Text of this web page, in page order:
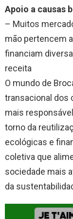
Apoio a causas
– Muitos
mão pertencem
financiam
receita
O mundo de
transacional dos
mais
torno da
ecológicas e
coletiva que
sociedade mais
da